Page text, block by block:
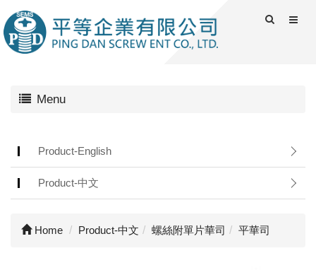
Menu
Product-English
Product-中文
Home Product-中文 螺絲附單片華司 平華司